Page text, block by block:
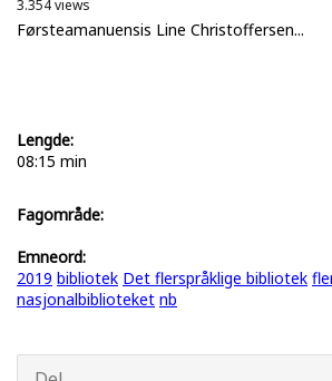
3.354 views
Førsteamanuensis Line Christoffersen...
Lengde:
08:15 min
Fagområde:
Emneord:
2019 bibliotek Det flerspråklige bibliotek
nasjonalbiblioteket nb